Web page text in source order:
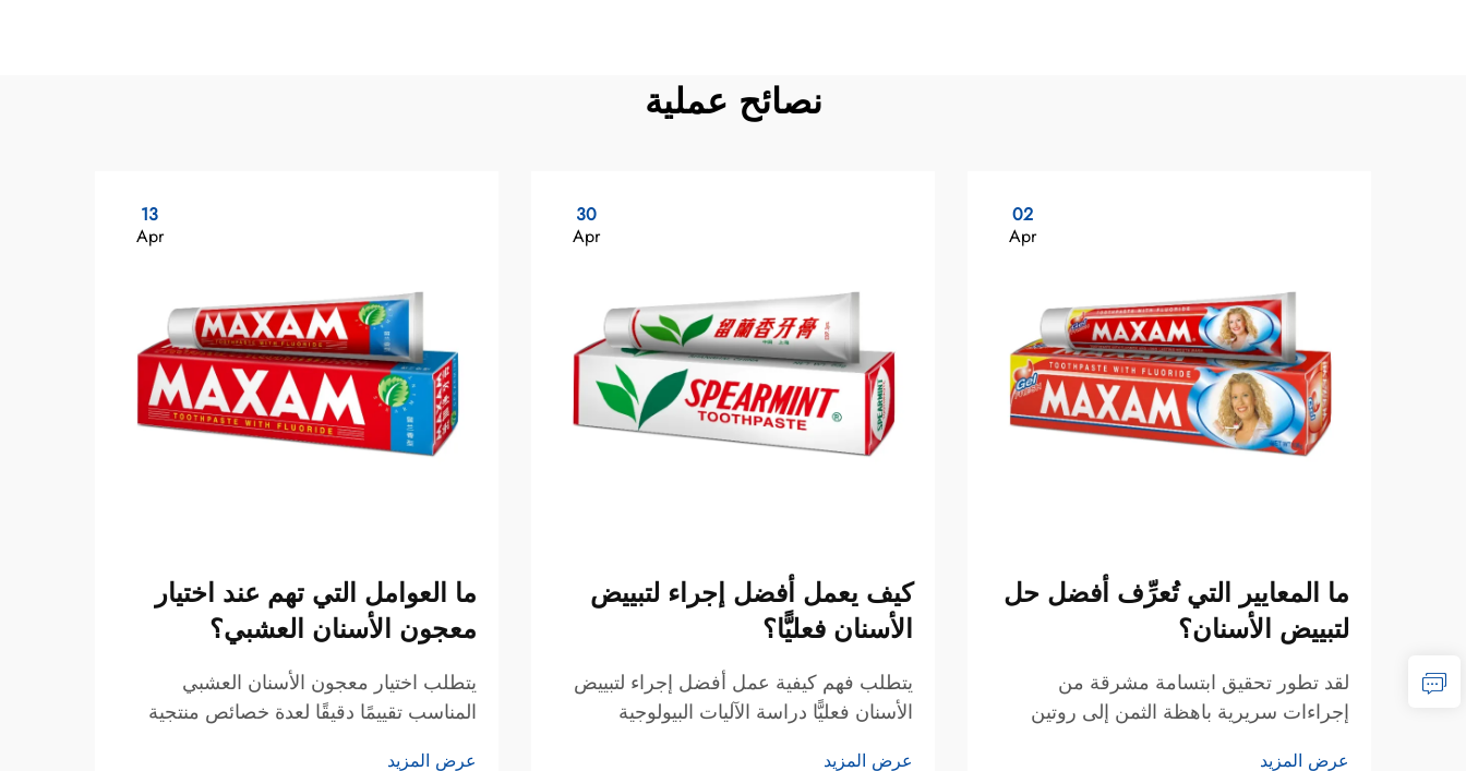
نصائح عملية
02
Apr
ما المعايير التي تُعرِّف أفضل حل
لتبييض الأسنان؟
لقد تطور تحقيق ابتسامة مشرقة من
إجراءات سريرية باهظة الثمن إلى روتين
عرض المزيد
30
Apr
كيف يعمل أفضل إجراء لتبييض
الأسنان فعليًّا؟
يتطلب فهم كيفية عمل أفضل إجراء لتبييض
الأسنان فعليًّا دراسة الآليات البيولوجية
عرض المزيد
13
Apr
ما العوامل التي تهم عند اختيار
معجون الأسنان العشبي؟
يتطلب اختيار معجون الأسنان العشبي
المناسب تقييمًا دقيقًا لعدة خصائص منتجية
عرض المزيد